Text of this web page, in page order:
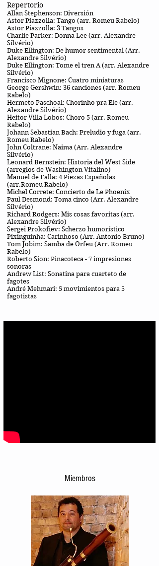
Repertorio
Allan Stephenson: Diversión
Astor Piazzolla: Tango (arr. Romeu Rabelo)
Astor Piazzolla: 3 Tangos
Charlie Parker: Donna Lee (arr. Alexandre
Silvério)
Duke Ellington: De humor sentimental (Arr.
Alexandre Silvério)
Duke Ellington: Tome el tren A (arr. Alexandre
Silvério)
Francisco Mignone: Cuatro miniaturas
George Gershwin: 36 canciones (arr. Romeu
Rabelo)
Hermeto Paschoal: Chorinho pra Ele (arr.
Alexandre Silvério)
Heitor Villa Lobos: Choro 5 (arr. Romeu
Rabelo)
Johann Sebastian Bach: Preludio y fuga (arr.
Romeu Rabelo)
John Coltrane: Naima (Arr. Alexandre
Silvério)
Leonard Bernstein: Historia del West Side
(arreglos de Washington Vitalino)
Manuel de Falla: 4 Piezas Españolas
(arr.Romeu Rabelo)
Michel Correte: Concierto de Le Phoenix
Paul Desmond: Toma cinco (Arr. Alexandre
Silvério)
Richard Rodgers: Mis cosas favoritas (arr.
Alexandre Silvério)
Sergei Prokofiev: Scherzo humorístico
Pixinguinha: Carinhoso (Arr. Antonio Bruno)
Tom Jobim: Samba de Orfeu (Arr. Romeu
Rabelo)
Roberto Sion: Pinacoteca - 7 impresiones
sonoras
Andrew List: Sonatina para cuarteto de
fagotes
André Mehmari: 5 movimientos para 5
fagotistas
Miembros